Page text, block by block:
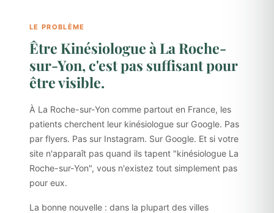
LE PROBLÈME
Être Kinésiologue à La Roche-
sur-Yon, c'est pas suffisant pour
être visible.
À La Roche-sur-Yon comme partout en France, les
patients cherchent leur kinésiologue sur Google. Pas
par flyers. Pas sur Instagram. Sur Google. Et si votre
site n'apparaît pas quand ils tapent "kinésiologue La
Roche-sur-Yon", vous n'existez tout simplement pas
pour eux.
La bonne nouvelle : dans la plupart des villes